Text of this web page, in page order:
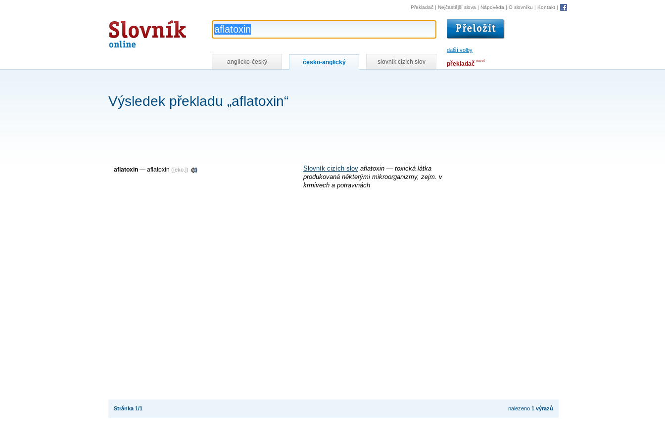
Slovník
online
další volby
Překladač | Nejčastější slova | Nápověda | O slovníku | Kontakt |
anglicko-český česko-anglický slovník cizích slov překladač nové!
Výsledek překladu „aflatoxin“
Slovník cizích slov aflatoxin — toxická látka
produkovaná některými mikroorganizmy, zejm. v
krmivech a potravinách
aflatoxin — aflatoxin ([eko.])
nalezeno 1 výrazů
Stránka 1/1